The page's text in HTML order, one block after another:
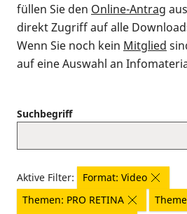
füllen Sie den Online-Antrag
direkt Zugriff auf alle
Wenn Sie noch kein Mitglied
auf eine Auswahl an
Suchbegriff
Aktive Filter:
Format: Video
Themen: PRO RETINA